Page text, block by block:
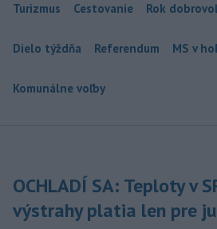
Turizmus Cestovanie Rok
Dielo týždňa Referendum MS v
Komunálne voľby
OCHLADÍ SA: Teploty v
výstrahy platia len pre